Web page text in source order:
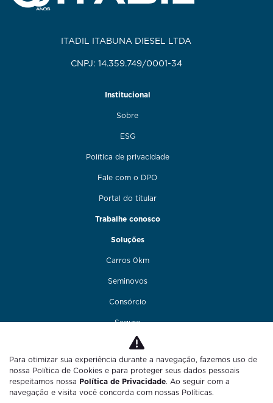
ITADIL ITABUNA DIESEL LTDA
CNPJ: 14.359.749/0001-34
Institucional
Sobre
ESG
Política de privacidade
Fale com o DPO
Portal do titular
Trabalhe conosco
Soluções
Carros 0km
Seminovos
Consórcio
Seguro
Financiamento
Funilaria e pintura
Fale conosco
Para otimizar sua experiência durante a navegação, fazemos uso de
nossa Política de Cookies e para proteger seus dados pessoais
respeitamos nossa Política de Privacidade. Ao seguir com a
navegação e visita você concorda com nossas Políticas.